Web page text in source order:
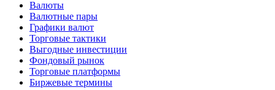
Валюты
Валютные пары
Графики валют
Торговые тактики
Выгодные инвестиции
Фондовый рынок
Торговые платформы
Биржевые термины